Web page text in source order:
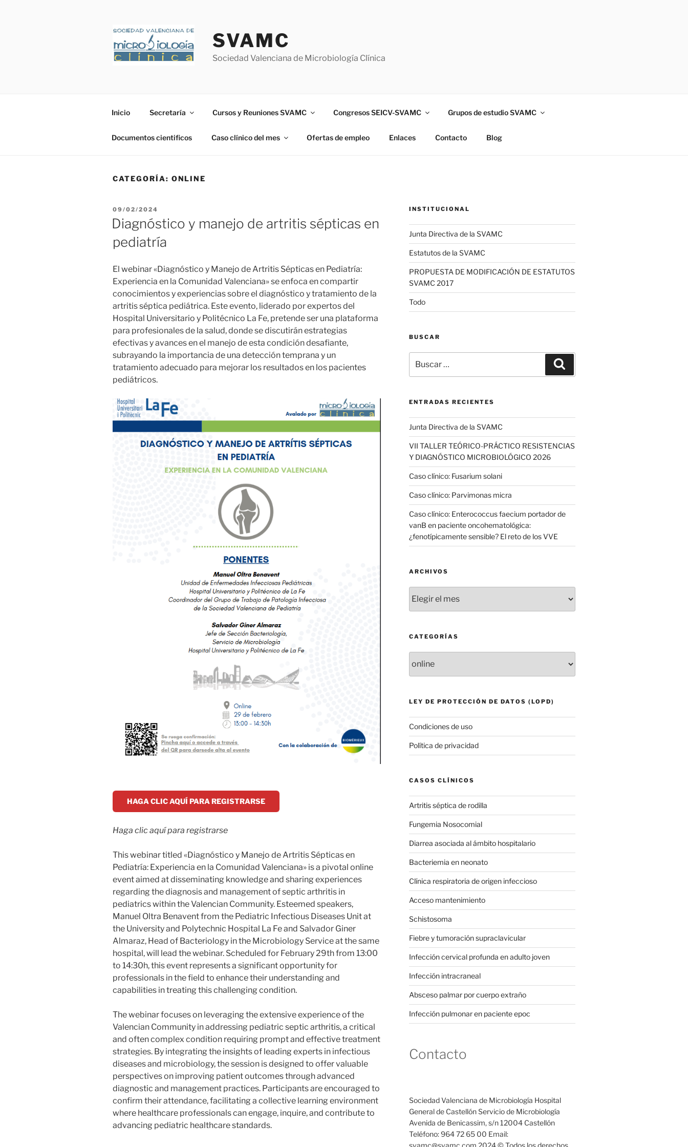
SVAMC
Sociedad Valenciana de Microbiología Clínica
Inicio Secretaría Cursos y Reuniones SVAMC Congresos SEICV-SVAMC Grupos de estudio SVAMC
Documentos cientificos Caso clínico del mes Ofertas de empleo Enlaces Contacto Blog
CATEGORÍA: ONLINE
PUBLICADO
EL
09/02/2024
Diagnóstico y manejo de artritis sépticas en
pediatría
El webinar «Diagnóstico y Manejo de Artritis Sépticas en Pediatría:
Experiencia en la Comunidad Valenciana» se enfoca en compartir
conocimientos y experiencias sobre el diagnóstico y tratamiento de la
artritis séptica pediátrica. Este evento, liderado por expertos del
Hospital Universitario y Politécnico La Fe, pretende ser una plataforma
para profesionales de la salud, donde se discutirán estrategias
efectivas y avances en el manejo de esta condición desafiante,
subrayando la importancia de una detección temprana y un
tratamiento adecuado para mejorar los resultados en los pacientes
pediátricos.
HAGA CLIC AQUÍ PARA REGISTRARSE
Haga clic aquí para registrarse
This webinar titled «Diagnóstico y Manejo de Artritis Sépticas en
Pediatría: Experiencia en la Comunidad Valenciana» is a pivotal online
event aimed at disseminating knowledge and sharing experiences
regarding the diagnosis and management of septic arthritis in
pediatrics within the Valencian Community. Esteemed speakers,
Manuel Oltra Benavent from the Pediatric Infectious Diseases Unit at
the University and Polytechnic Hospital La Fe and Salvador Giner
Almaraz, Head of Bacteriology in the Microbiology Service at the same
hospital, will lead the webinar. Scheduled for February 29th from 13:00
to 14:30h, this event represents a significant opportunity for
professionals in the field to enhance their understanding and
capabilities in treating this challenging condition.
The webinar focuses on leveraging the extensive experience of the
Valencian Community in addressing pediatric septic arthritis, a critical
and often complex condition requiring prompt and effective treatment
strategies. By integrating the insights of leading experts in infectious
diseases and microbiology, the session is designed to offer valuable
perspectives on improving patient outcomes through advanced
diagnostic and management practices. Participants are encouraged to
confirm their attendance, facilitating a collective learning environment
where healthcare professionals can engage, inquire, and contribute to
advancing pediatric healthcare standards.
INSTITUCIONAL
Junta Directiva de la SVAMC
Estatutos de la SVAMC
PROPUESTA DE MODIFICACIÓN DE ESTATUTOS
SVAMC 2017
Todo
BUSCAR
por:
ENTRADAS RECIENTES
Junta Directiva de la SVAMC
VII TALLER TEÓRICO-PRÁCTICO RESISTENCIAS
Y DIAGNÓSTICO MICROBIOLÓGICO 2026
Caso clínico: Fusarium solani
Caso clínico: Parvimonas micra
Caso clínico: Enterococcus faecium portador de
vanB en paciente oncohematológica:
¿fenotípicamente sensible? El reto de los VVE
ARCHIVOS
CATEGORÍAS
LEY DE PROTECCIÓN DE DATOS (LOPD)
Condiciones de uso
Política de privacidad
CASOS CLÍNICOS
Artritis séptica de rodilla
Fungemia Nosocomial
Diarrea asociada al ámbito hospitalario
Bacteriemia en neonato
Clínica respiratoria de origen infeccioso
Acceso mantenimiento
Schistosoma
Fiebre y tumoración supraclavicular
Infección cervical profunda en adulto joven
Infección intracraneal
Absceso palmar por cuerpo extraño
Infección pulmonar en paciente epoc
Contacto
Sociedad Valenciana de Microbiología Hospital
General de Castellón Servicio de Microbiología
Avenida de Benicassim, s/n 12004 Castellón
Teléfono: 964 72 65 00 Email: